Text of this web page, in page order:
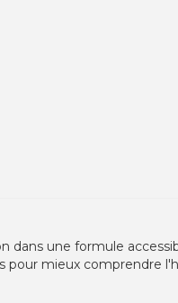
dans une formule
mieux comprendre